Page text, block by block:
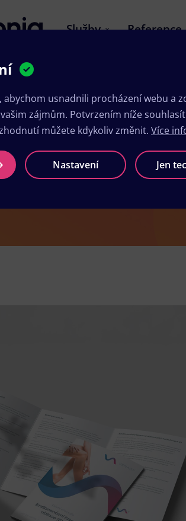
Služby Reference
Přibyslavi
letáků v
abychom usnadnili procházení webu a
zájmům. Potvrzením níže
můžete kdykoliv změnit. Více
Nastavení Jen